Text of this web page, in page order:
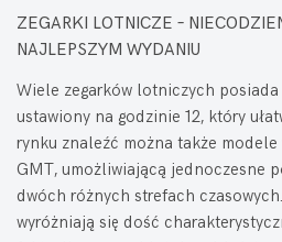
ZEGARKI LOTNICZE –
NAJLEPSZYM WYDANIU
Wiele zegarków lotniczych
ustawiony na godzinie 12, który
rynku znaleźć można także
GMT, umożliwiającą jednoczesne
dwóch różnych strefach
wyróżniają się dość